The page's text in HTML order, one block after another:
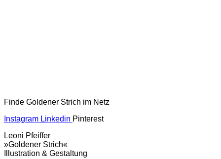
Finde Goldener Strich im Netz
Instagram Linkedin Pinterest
Leoni Pfeiffer
»Goldener Strich«
Illustration & Gestaltung